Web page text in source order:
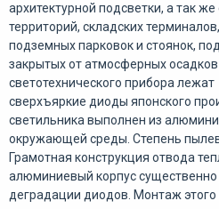
архитектурной подсветки, а так
территорий, складских
подземных парковок и стоянок,
закрытых от атмосферных осадков
светотехнического прибора лежат
сверхъяркие диоды японского
светильника выполнен из
окружающей среды. Степень
Грамотная конструкция отвода
алюминиевый корпус
деградации диодов. Монтаж